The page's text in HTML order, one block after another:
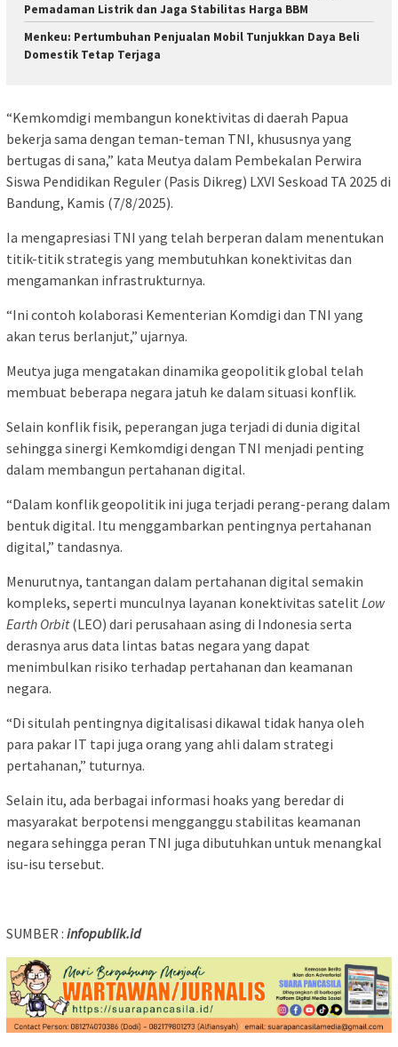
Pemadaman Listrik dan Jaga Stabilitas Harga BBM
Menkeu: Pertumbuhan Penjualan Mobil Tunjukkan Daya Beli
Domestik Tetap Terjaga
“Kemkomdigi membangun konektivitas di daerah Papua
bekerja sama dengan teman-teman TNI, khususnya yang
bertugas di sana,” kata Meutya dalam Pembekalan Perwira
Siswa Pendidikan Reguler (Pasis Dikreg) LXVI Seskoad TA 2025 di
Bandung, Kamis (7/8/2025).
Ia mengapresiasi TNI yang telah berperan dalam menentukan
titik-titik strategis yang membutuhkan konektivitas dan
mengamankan infrastrukturnya.
“Ini contoh kolaborasi Kementerian Komdigi dan TNI yang
akan terus berlanjut,” ujarnya.
Meutya juga mengatakan dinamika geopolitik global telah
membuat beberapa negara jatuh ke dalam situasi konflik.
Selain konflik fisik, peperangan juga terjadi di dunia digital
sehingga sinergi Kemkomdigi dengan TNI menjadi penting
dalam membangun pertahanan digital.
“Dalam konflik geopolitik ini juga terjadi perang-perang dalam
bentuk digital. Itu menggambarkan pentingnya pertahanan
digital,” tandasnya.
Menurutnya, tantangan dalam pertahanan digital semakin
kompleks, seperti munculnya layanan konektivitas satelit Low
Earth Orbit(LEO) dari perusahaan asing di Indonesia serta
derasnya arus data lintas batas negara yang dapat
menimbulkan risiko terhadap pertahanan dan keamanan
negara.
“Di situlah pentingnya digitalisasi dikawal tidak hanya oleh
para pakar IT tapi juga orang yang ahli dalam strategi
pertahanan,” tuturnya.
Selain itu, ada berbagai informasi hoaks yang beredar di
masyarakat berpotensi mengganggu stabilitas keamanan
negara sehingga peran TNI juga dibutuhkan untuk menangkal
isu-isu tersebut.
SUMBER : infopublik.id